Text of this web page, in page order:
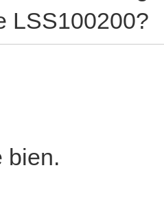
LSS100200?
bien.